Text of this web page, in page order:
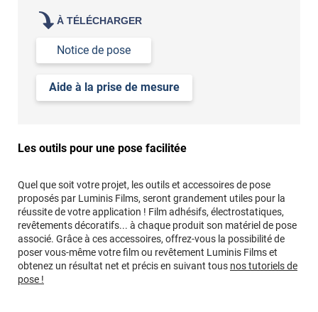
À TÉLÉCHARGER
Notice de pose
Aide à la prise de mesure
Les outils pour une pose facilitée
Quel que soit votre projet, les outils et accessoires de pose
proposés par Luminis Films, seront grandement utiles pour la
réussite de votre application ! Film adhésifs, électrostatiques,
revêtements décoratifs... à chaque produit son matériel de pose
associé. Grâce à ces accessoires, offrez-vous la possibilité de
poser vous-même votre film ou revêtement Luminis Films et
obtenez un résultat net et précis en suivant tous nos tutoriels de
pose !